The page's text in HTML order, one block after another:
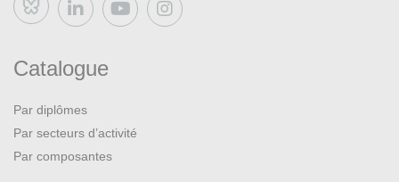
Bluesky
Catalogue
Par diplômes
Par secteurs d’activité
Par composantes